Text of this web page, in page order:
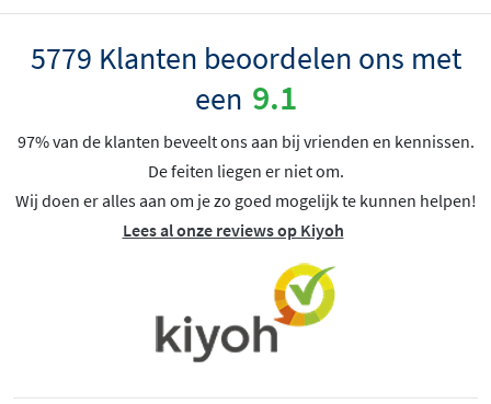
5779 Klanten beoordelen ons met
een 9.1
97% van de klanten beveelt ons aan bij vrienden en kennissen.
De feiten liegen er niet om.
Wij doen er alles aan om je zo goed mogelijk te kunnen helpen!
Lees al onze reviews op Kiyoh